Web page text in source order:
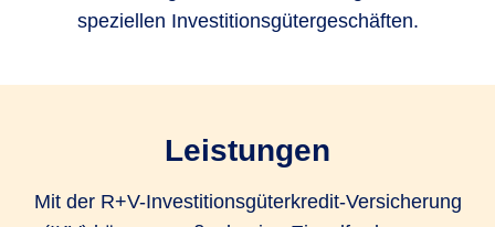
speziellen Investitionsgütergeschäften.
Leistungen
Mit der R+V-Investitionsgüterkredit-Versicherung